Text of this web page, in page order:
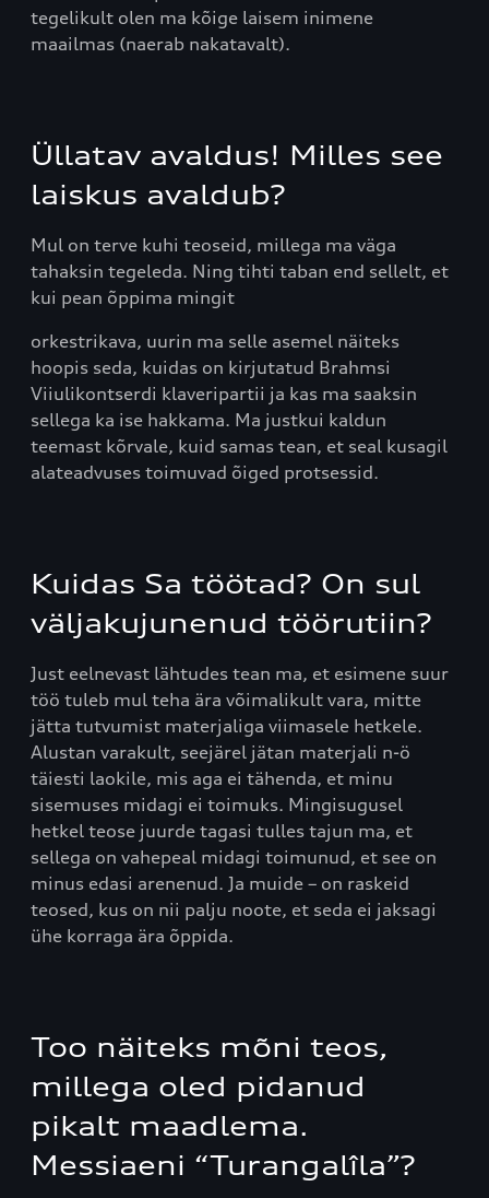
tegelikult olen ma kõige laisem inimene
maailmas (naerab nakatavalt).
Üllatav avaldus! Milles see
laiskus avaldub?
Mul on terve kuhi teoseid, millega ma väga
tahaksin tegeleda. Ning tihti taban end sellelt, et
kui pean õppima mingit
orkestrikava, uurin ma selle asemel näiteks
hoopis seda, kuidas on kirjutatud Brahmsi
Viiulikontserdi klaveripartii ja kas ma saaksin
sellega ka ise hakkama. Ma justkui kaldun
teemast kõrvale, kuid samas tean, et seal kusagil
alateadvuses toimuvad õiged protsessid.
Kuidas Sa töötad? On sul
väljakujunenud töörutiin?
Just eelnevast lähtudes tean ma, et esimene suur
töö tuleb mul teha ära võimalikult vara, mitte
jätta tutvumist materjaliga viimasele hetkele.
Alustan varakult, seejärel jätan materjali n-ö
täiesti laokile, mis aga ei tähenda, et minu
sisemuses midagi ei toimuks. Mingisugusel
hetkel teose juurde tagasi tulles tajun ma, et
sellega on vahepeal midagi toimunud, et see on
minus edasi arenenud. Ja muide – on raskeid
teosed, kus on nii palju noote, et seda ei jaksagi
ühe korraga ära õppida.
Too näiteks mõni teos,
millega oled pidanud
pikalt maadlema.
Messiaeni “Turangalîla”?